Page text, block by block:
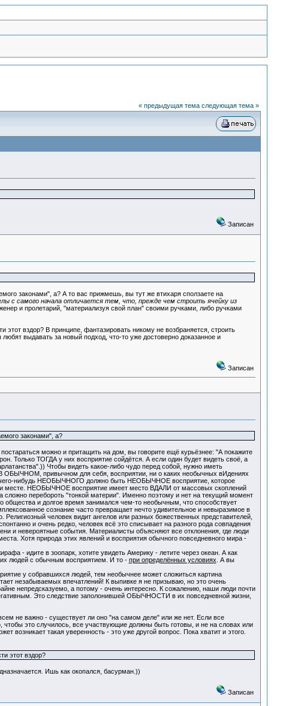
« предыдущая тема следующая тема »
Записан
законами", а? А то вас прижмешь, вы тут же втихаря сползаете на
с самого начала отличается тем, что, прежде чем строить ячейку из
и пролетарий, "материализуя свой план" своими ручками, либо ручками
вздор? В принципе, фантазировать никому не возбраняется, строить
выдавать за новый подход, что-то уже достоверно доказанное и
Записан
законами", а?
можно и притащить на дом, вы говорите ещё курьёзнее: "А покажите
Только ТОГДА у них восприятие сойдётся. А если один будет видеть своё, а
Чтобы видеть какое-либо чудо перед собой, нужно иметь
В ОБЫЧНОМ, привычном для себя, восприятии, ни о каких необычных вИдениях
нибудь НЕОБЫЧНОГО должно быть НЕОБЫЧНОЕ восприятие, которое
месте. НЕОБЫЧНОЕ восприятие имеет место ВДАЛИ от массовых скоплений
перебороть "тонкой материи". Именно поэтому и нет на текущий момент
общества и долгое время занимался чем-то необычным, что способствует
сознание часто превращает нечто удивительное и невыразимое в
человек видит ангелов или разных божественных представителей,
и очень редко, человек всё это списывает на разного рода совпадения
и невероятные события. Материалисты объясняют все отклонения, где люди
Хотя природа этих явлений и восприятия обычного повседневного мира -
- идите в зоопарк, хотите увидеть Америку - летите через океан. А как
людей с обычным восприятием. И то - при определённых условиях . А вы
у собравшихся людей, тем необычнее может сложиться картина
незабываемых впечатлений! К выпивке я не призываю, но это очень
непредсказуемо, а потому - очень интересно. К сожалению, наши люди почти
Это следствие заполонившей ОБЫЧНОСТИ в их повседневной жизни,
не важно - существует ли оно "на самом деле" или же нет. Если все
это случилось, все участвующие должны быть готовы, и не на словах или
такая уверенность - это уже другой вопрос. Пока хватит и этого.
этот вздор?
Ишь как окопался, басурман.))
Записан